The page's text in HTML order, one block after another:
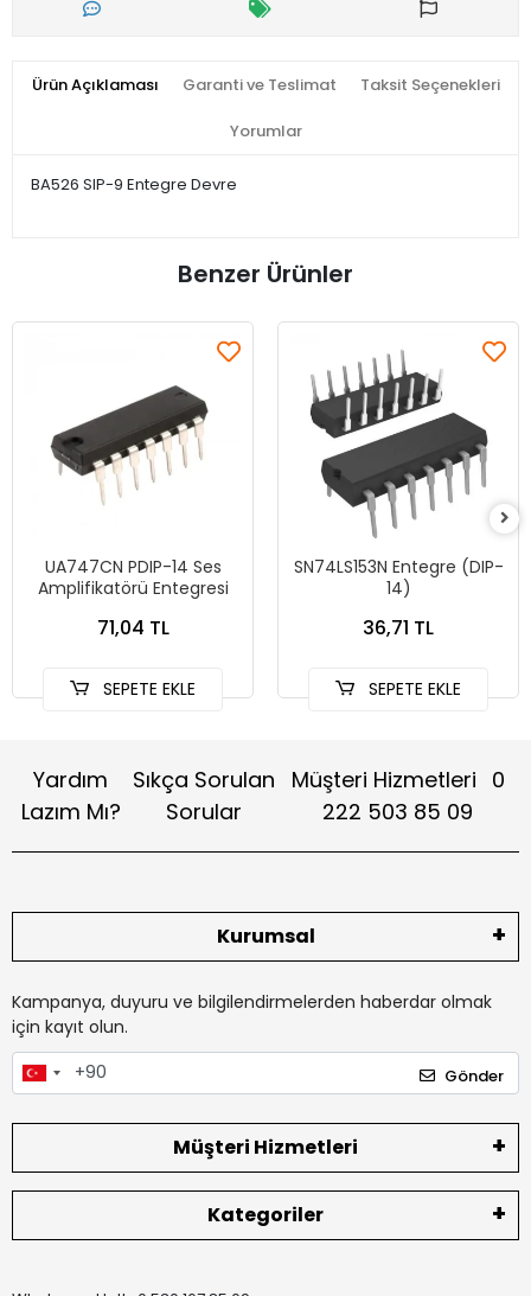
Ürün Açıklaması Garanti ve Teslimat Taksit Seçenekleri
Yorumlar
BA526 SIP-9 Entegre Devre
Benzer Ürünler
UA747CN PDIP-14 Ses
Amplifikatörü Entegresi
71,04 TL
SEPETE EKLE
SN74LS153N Entegre (DIP-
14)
36,71 TL
SEPETE EKLE
Yardım
Lazım Mı?
Sıkça Sorulan
Sorular
Müşteri Hizmetleri 0
222 503 85 09
Kurumsal
Kampanya, duyuru ve bilgilendirmelerden haberdar olmak
için kayıt olun.
Gönder
Müşteri Hizmetleri
Kategoriler